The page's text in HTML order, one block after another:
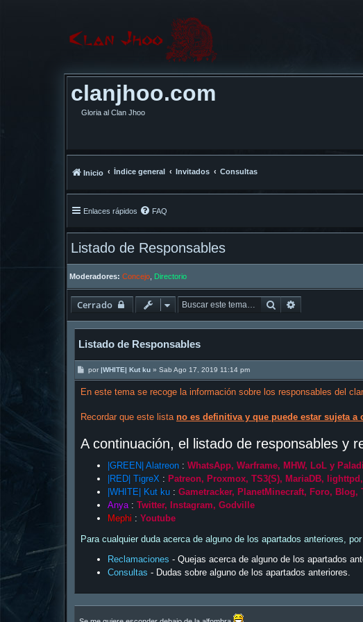
clanjhoo.com
Gloria al Clan Jhoo
Inicio Índice general Invitados Consultas
Enlaces rápidos FAQ
Listado de Responsables
Moderadores: Concejo Directorio
Cerrado Buscar
Listado de Responsables
M
e
s
e
por |WHITE| Kut ku» Sab Ago 17, 2019 11:14 pm
En este tema se recoge la información sobre los responsables del
Recordar que este lista no es definitiva y que puede estar sujeta a
A continuación, el listado de responsables y
|GREEN| Alatreon : WhatsApp, Warframe, MHW, LoL y
|RED| TigreX : Patreon, Proxmox, TS3(S), MariaDB,
|WHITE| Kut ku : Gametracker, PlanetMinecraft, Foro, Blog,
Anya : Twitter, Instagram, Godville
Mephi : Youtube
Para cualquier duda acerca de alguno de los apartados anteriores,
Reclamaciones - Quejas acerca de alguno de los apartados
Consultas - Dudas sobre alguno de los apartados anteriores.